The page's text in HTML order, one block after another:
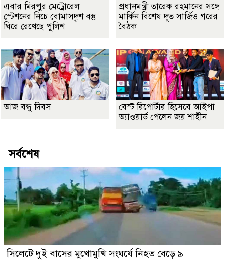
এবার মিরপুর মেট্রোরেল
স্টেশনের নিচে বোমাসদৃশ বস্তু
ঘিরে রেখেছে পুলিশ
প্রধানমন্ত্রী তারেক রহমানের সঙ্গে
মার্কিন বিশেষ দূত সার্জিও গরের
বৈঠক
আজ বন্ধু দিবস
বেস্ট রিপোর্টার হিসেবে আইপা
অ্যাওয়ার্ড পেলেন জয় শাহীন
সর্বশেষ
সিলেটে দুই বাসের মুখোমুখি সংঘর্ষে নিহত বেড়ে ৯